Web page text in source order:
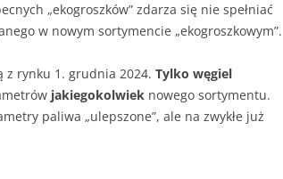
„ekogroszków” zdarza się nie spełniać
w nowym sortymencie „ekogroszkowym”.
z rynku 1. grudnia 2024. Tylko węgiel
jakiegokolwiek nowego sortymentu.
paliwa „ulepszone”, ale na zwykłe już